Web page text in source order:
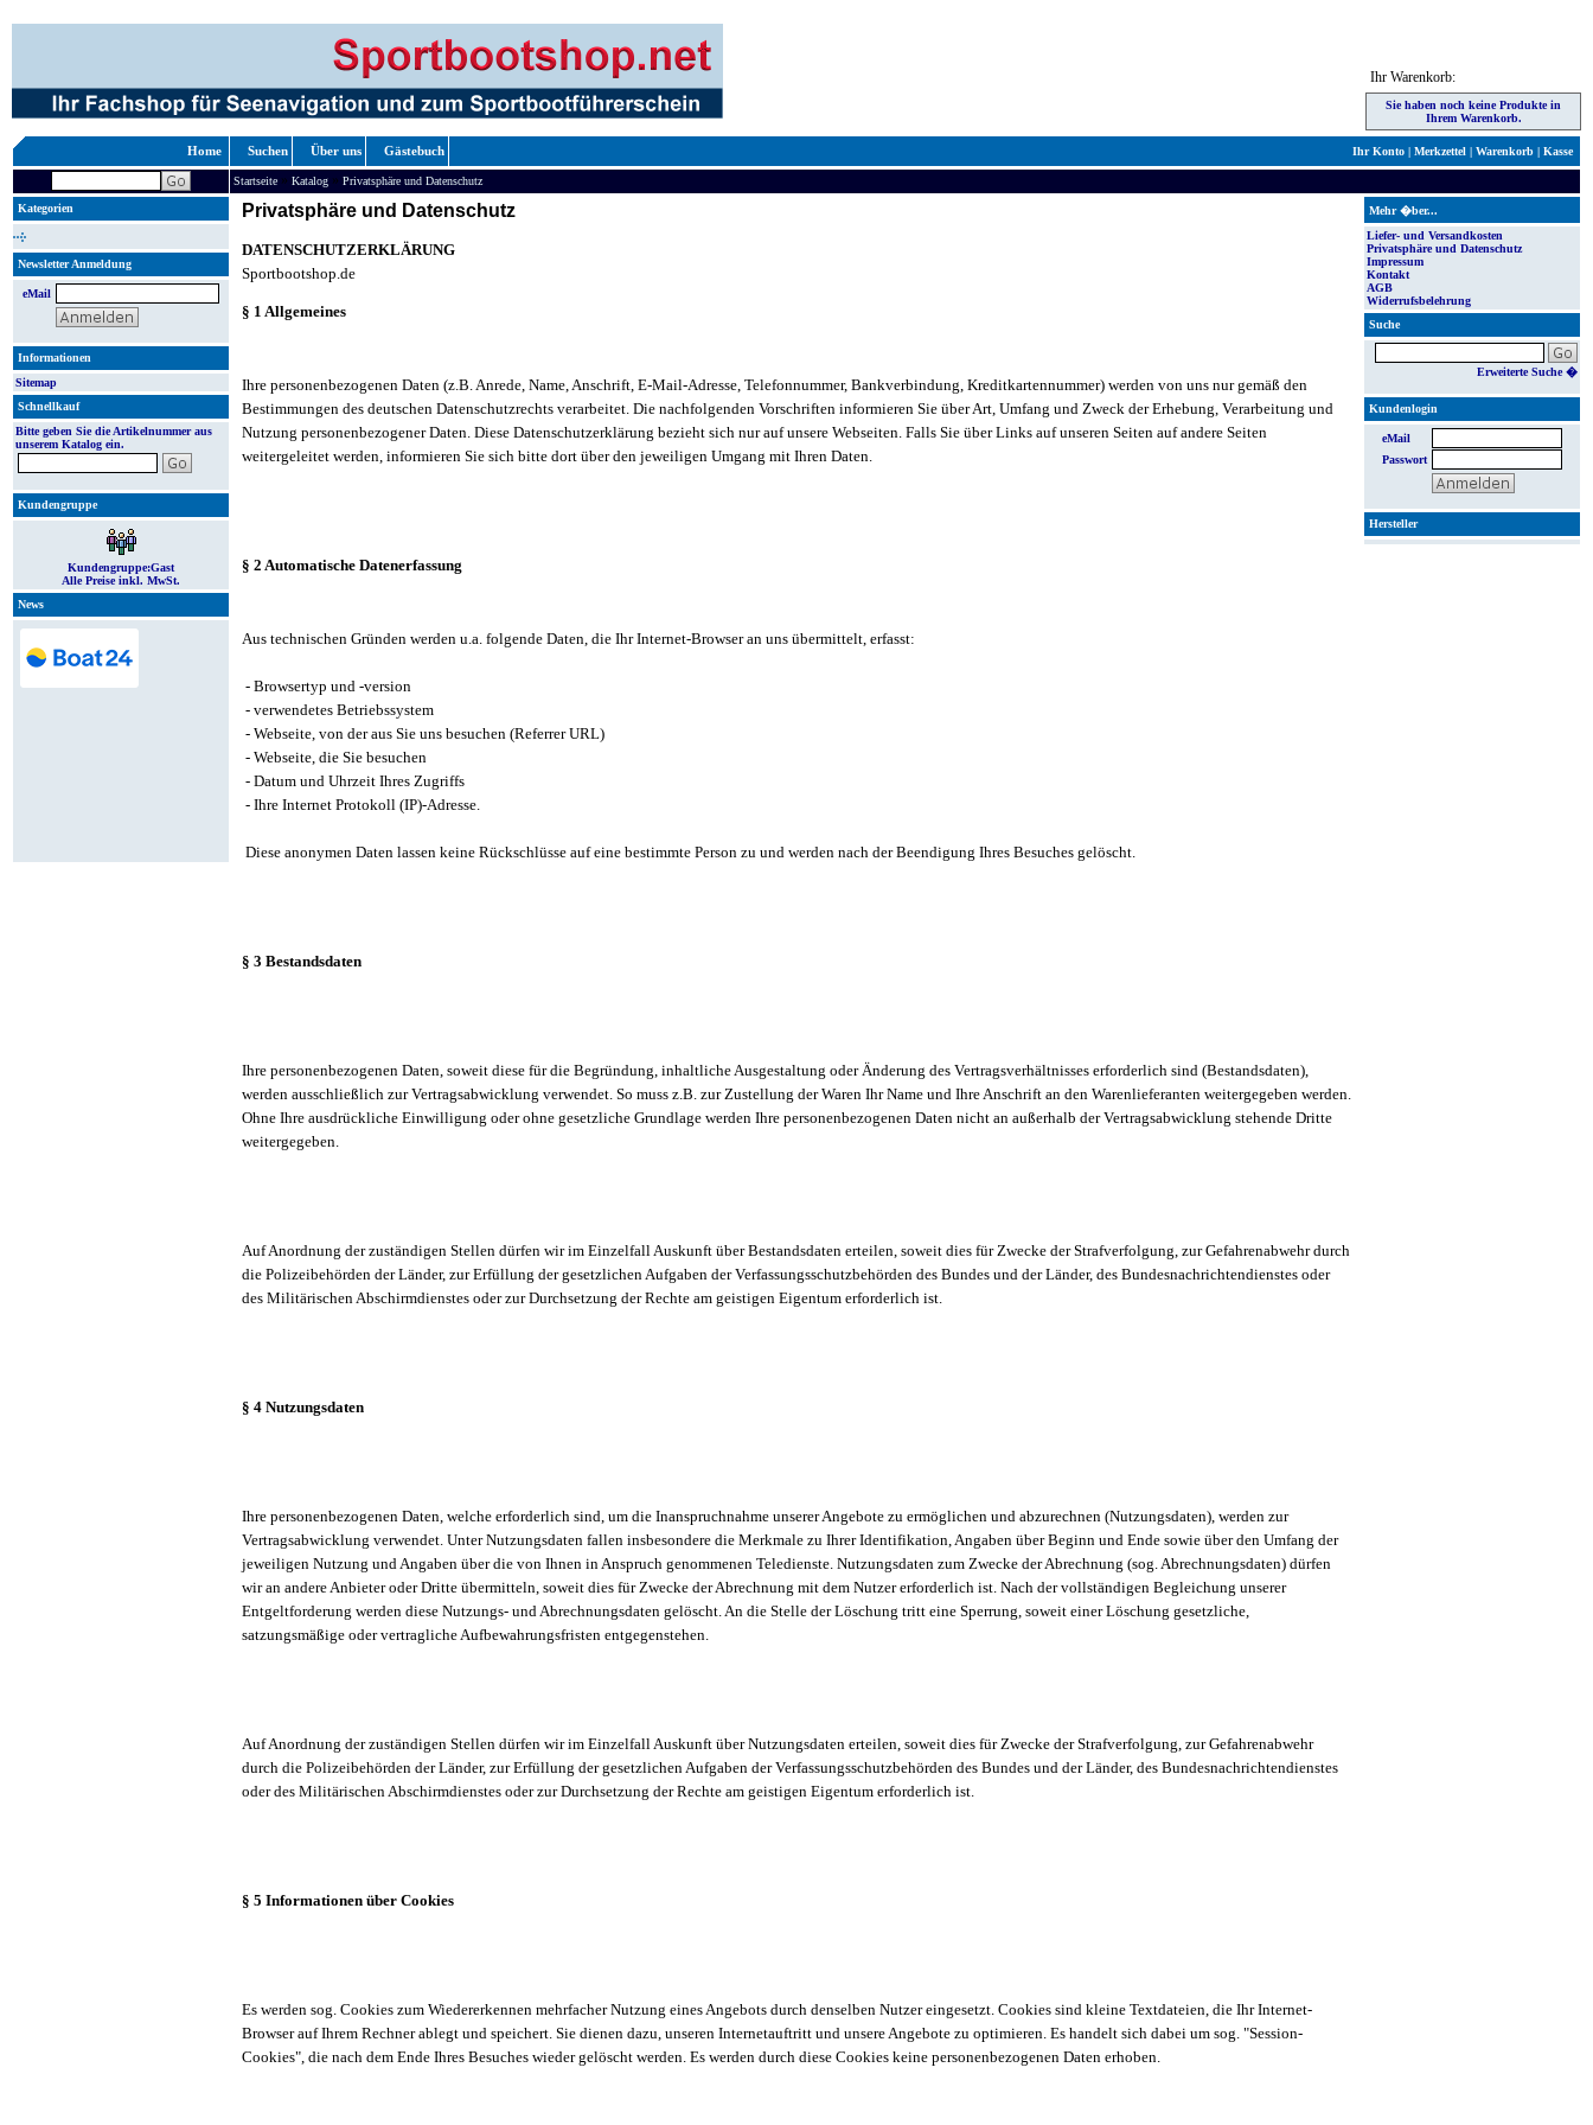
Ihr Warenkorb:
Sie haben noch keine Produkte in
Ihrem Warenkorb.
Home Suchen Über uns Gästebuch Ihr Konto | Merkzettel | Warenkorb | Kasse
Startseite » Katalog » Privatsphäre und Datenschutz
Kategorien
Newsletter Anmeldung
eMail
Informationen
Sitemap
Schnellkauf
Bitte geben Sie die Artikelnummer aus
unserem Katalog ein.
Kundengruppe
Kundengruppe:Gast
Alle Preise inkl. MwSt.
News
Privatsphäre und Datenschutz
DATENSCHUTZERKLÄRUNG
Sportbootshop.de
§ 1 Allgemeines
Ihre personenbezogenen Daten (z.B. Anrede, Name, Anschrift, E-Mail-Adresse, Telefonnummer, Bankverbindung, Kreditkartennummer) werden von uns nur gemäß den
Bestimmungen des deutschen Datenschutzrechts verarbeitet. Die nachfolgenden Vorschriften informieren Sie über Art, Umfang und Zweck der Erhebung, Verarbeitung und
Nutzung personenbezogener Daten. Diese Datenschutzerklärung bezieht sich nur auf unsere Webseiten. Falls Sie über Links auf unseren Seiten auf andere Seiten
weitergeleitet werden, informieren Sie sich bitte dort über den jeweiligen Umgang mit Ihren Daten.
§ 2 Automatische Datenerfassung
Aus technischen Gründen werden u.a. folgende Daten, die Ihr Internet-Browser an uns übermittelt, erfasst:
- Browsertyp und -version
- verwendetes Betriebssystem
- Webseite, von der aus Sie uns besuchen (Referrer URL)
- Webseite, die Sie besuchen
- Datum und Uhrzeit Ihres Zugriffs
- Ihre Internet Protokoll (IP)-Adresse.
Diese anonymen Daten lassen keine Rückschlüsse auf eine bestimmte Person zu und werden nach der Beendigung Ihres Besuches gelöscht.
§ 3 Bestandsdaten
Ihre personenbezogenen Daten, soweit diese für die Begründung, inhaltliche Ausgestaltung oder Änderung des Vertragsverhältnisses erforderlich sind (Bestandsdaten),
werden ausschließlich zur Vertragsabwicklung verwendet. So muss z.B. zur Zustellung der Waren Ihr Name und Ihre Anschrift an den Warenlieferanten weitergegeben werden.
Ohne Ihre ausdrückliche Einwilligung oder ohne gesetzliche Grundlage werden Ihre personenbezogenen Daten nicht an außerhalb der Vertragsabwicklung stehende Dritte
weitergegeben.
Auf Anordnung der zuständigen Stellen dürfen wir im Einzelfall Auskunft über Bestandsdaten erteilen, soweit dies für Zwecke der Strafverfolgung, zur Gefahrenabwehr durch
die Polizeibehörden der Länder, zur Erfüllung der gesetzlichen Aufgaben der Verfassungsschutzbehörden des Bundes und der Länder, des Bundesnachrichtendienstes oder
des Militärischen Abschirmdienstes oder zur Durchsetzung der Rechte am geistigen Eigentum erforderlich ist.
§ 4 Nutzungsdaten
Ihre personenbezogenen Daten, welche erforderlich sind, um die Inanspruchnahme unserer Angebote zu ermöglichen und abzurechnen (Nutzungsdaten), werden zur
Vertragsabwicklung verwendet. Unter Nutzungsdaten fallen insbesondere die Merkmale zu Ihrer Identifikation, Angaben über Beginn und Ende sowie über den Umfang der
jeweiligen Nutzung und Angaben über die von Ihnen in Anspruch genommenen Teledienste. Nutzungsdaten zum Zwecke der Abrechnung (sog. Abrechnungsdaten) dürfen
wir an andere Anbieter oder Dritte übermitteln, soweit dies für Zwecke der Abrechnung mit dem Nutzer erforderlich ist. Nach der vollständigen Begleichung unserer
Entgeltforderung werden diese Nutzungs- und Abrechnungsdaten gelöscht. An die Stelle der Löschung tritt eine Sperrung, soweit einer Löschung gesetzliche,
satzungsmäßige oder vertragliche Aufbewahrungsfristen entgegenstehen.
Auf Anordnung der zuständigen Stellen dürfen wir im Einzelfall Auskunft über Nutzungsdaten erteilen, soweit dies für Zwecke der Strafverfolgung, zur Gefahrenabwehr
durch die Polizeibehörden der Länder, zur Erfüllung der gesetzlichen Aufgaben der Verfassungsschutzbehörden des Bundes und der Länder, des Bundesnachrichtendienstes
oder des Militärischen Abschirmdienstes oder zur Durchsetzung der Rechte am geistigen Eigentum erforderlich ist.
§ 5 Informationen über Cookies
Es werden sog. Cookies zum Wiedererkennen mehrfacher Nutzung eines Angebots durch denselben Nutzer eingesetzt. Cookies sind kleine Textdateien, die Ihr Internet-
Browser auf Ihrem Rechner ablegt und speichert. Sie dienen dazu, unseren Internetauftritt und unsere Angebote zu optimieren. Es handelt sich dabei um sog. "Session-
Cookies", die nach dem Ende Ihres Besuches wieder gelöscht werden. Es werden durch diese Cookies keine personenbezogenen Daten erhoben.
Mehr �ber...
Liefer- und Versandkosten
Privatsphäre und Datenschutz
Impressum
Kontakt
AGB
Widerrufsbelehrung
Suche
Erweiterte Suche �
Kundenlogin
eMail
Passwort
Hersteller